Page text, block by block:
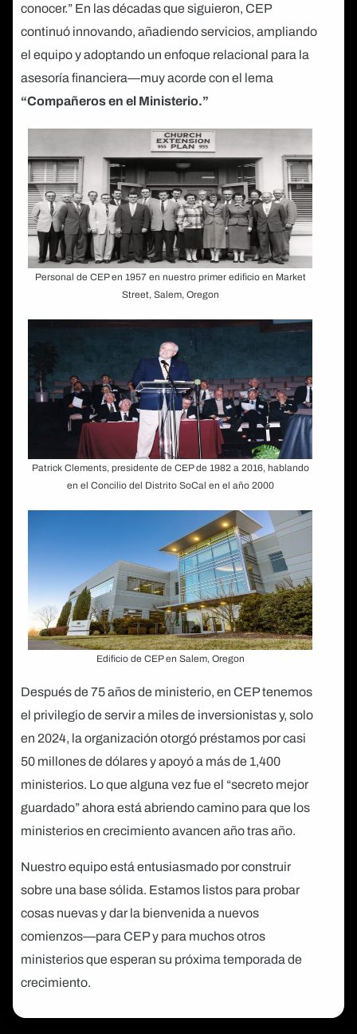
conocer.” En las décadas que siguieron, CEP
continuó innovando, añadiendo servicios, ampliando
el equipo y adoptando un enfoque relacional para la
asesoría financiera—muy acorde con el lema
“Compañeros en el Ministerio.”
Personal de CEP en 1957 en nuestro primer edificio en Market
Street, Salem, Oregon
Patrick Clements, presidente de CEP de 1982 a 2016, hablando
en el Concilio del Distrito SoCal en el año 2000
Edificio de CEP en Salem, Oregon
Después de 75 años de ministerio, en CEP tenemos
el privilegio de servir a miles de inversionistas y, solo
en 2024, la organización otorgó préstamos por casi
50 millones de dólares y apoyó a más de 1,400
ministerios. Lo que alguna vez fue el “secreto mejor
guardado” ahora está abriendo camino para que los
ministerios en crecimiento avancen año tras año.
Nuestro equipo está entusiasmado por construir
sobre una base sólida. Estamos listos para probar
cosas nuevas y dar la bienvenida a nuevos
comienzos—para CEP y para muchos otros
ministerios que esperan su próxima temporada de
crecimiento.